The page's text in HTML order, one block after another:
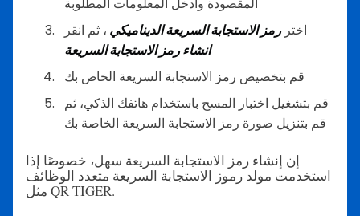
اختررمز الاستجابة السريعة الديناميكي ، ثم انقر
انشاء رمز الاستجابة السريعة
قم بتخصيص رمز الاستجابة السريعة الخاص بك
قم بتشغيل اختبار المسح باستخدام هاتفك الذكي، ثم
قم بتنزيل صورة رمز الاستجابة السريعة الخاصة بك
إن إنشاء رمز الاستجابة السريعة سهل، خصوصًا إذا
استخدمت مولد رموز الاستجابة السريعة متعدد الوظائف
مثل QR TIGER.